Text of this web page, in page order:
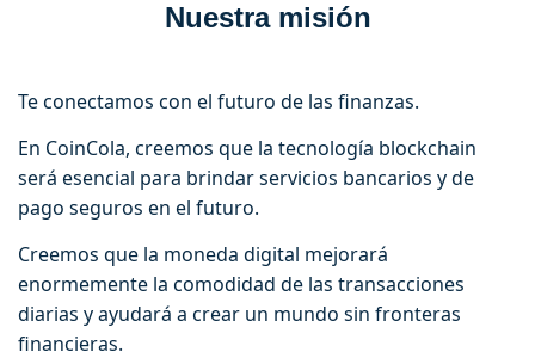
Nuestra misión
Te conectamos con el futuro de las finanzas.
En CoinCola, creemos que la tecnología blockchain
será esencial para brindar servicios bancarios y de
pago seguros en el futuro.
Creemos que la moneda digital mejorará
enormemente la comodidad de las transacciones
diarias y ayudará a crear un mundo sin fronteras
financieras.